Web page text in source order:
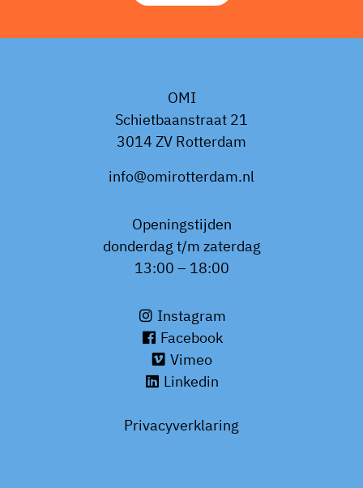
OMI
Schietbaanstraat 21
3014 ZV Rotterdam
info@omirotterdam.nl
Openingstijden
donderdag t/m zaterdag
13:00 – 18:00
Instagram
Facebook
Vimeo
Linkedin
Privacyverklaring